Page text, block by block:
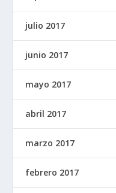
julio 2017
junio 2017
mayo 2017
abril 2017
marzo 2017
febrero 2017